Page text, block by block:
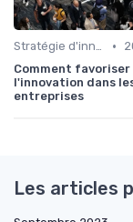
Stratégie d'innovation •
Comment favoriser
l'innovation dans
entreprises
Les articles